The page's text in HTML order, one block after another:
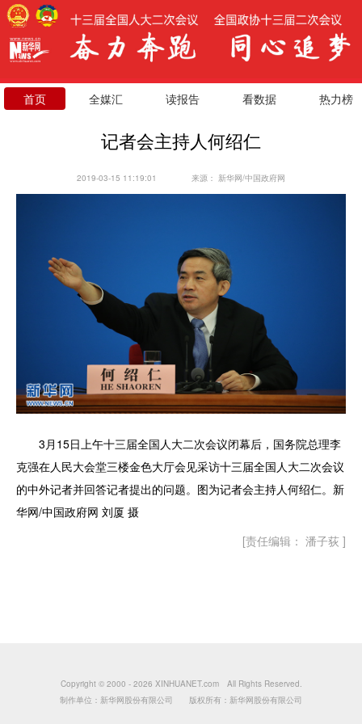
首页 全媒汇 读报告 看数据 热力榜
记者会主持人何绍仁
2019-03-15 11:19:01 来源： 新华网/中国政府网
3月15日上午十三届全国人大二次会议闭幕后，国务院总理李
克强在人民大会堂三楼金色大厅会见采访十三届全国人大二次会议
的中外记者并回答记者提出的问题。图为记者会主持人何绍仁。新
华网/中国政府网 刘厦 摄
[责任编辑： 潘子荻 ]
Copyright © 2000 - 2026 XINHUANET.com All Rights Reserved.
制作单位：新华网股份有限公司 版权所有：新华网股份有限公司